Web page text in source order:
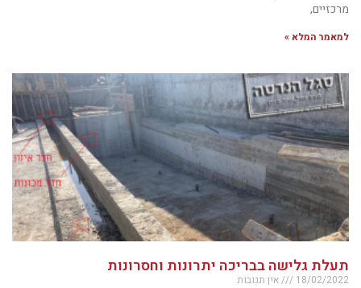
מרכזיים,
למאמר המלא »
תעלת גלישה בבריכה יתרונות וחסרונות
18/02/2022 אין תגובות